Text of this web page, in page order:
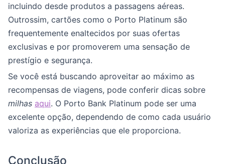
incluindo desde produtos a passagens aéreas.
Outrossim, cartões como o Porto Platinum são
frequentemente enaltecidos por suas ofertas
exclusivas e por promoverem uma sensação de
prestígio e segurança.
Se você está buscando aproveitar ao máximo as
recompensas de viagens, pode conferir dicas sobre
milhas aqui. O Porto Bank Platinum pode ser uma
excelente opção, dependendo de como cada usuário
valoriza as experiências que ele proporciona.
Conclusão